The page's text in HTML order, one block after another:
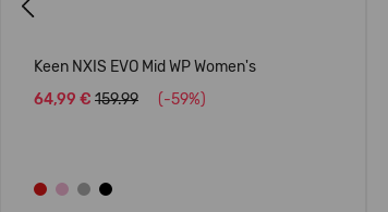
Keen NXIS EVO Mid WP Women's
64,99 € 159.99 (-59%)